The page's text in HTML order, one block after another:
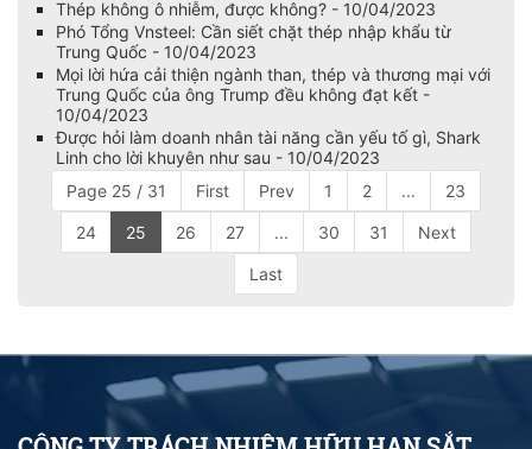
Thép không ô nhiễm, được không? - 10/04/2023
Phó Tổng Vnsteel: Cần siết chặt thép nhập khẩu từ
Trung Quốc - 10/04/2023
Mọi lời hứa cải thiện ngành than, thép và thương mại với
Trung Quốc của ông Trump đều không đạt kết -
10/04/2023
Được hỏi làm doanh nhân tài năng cần yếu tố gì, Shark
Linh cho lời khuyên như sau - 10/04/2023
Page 25 / 31
First Prev 1 2 ... 23
24 25 26 27 ... 30 31 Next
Last